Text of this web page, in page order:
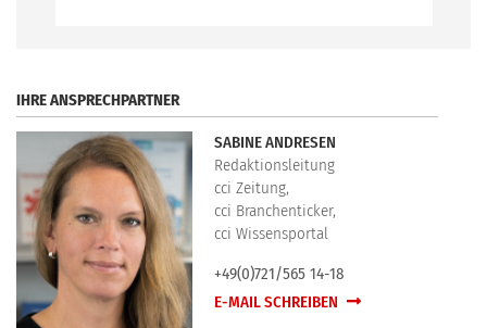
IHRE ANSPRECHPARTNER
SABINE ANDRESEN
Redaktionsleitung
cci Zeitung,
cci Branchenticker,
cci Wissensportal
+49(0)721/565 14-18
E-MAIL SCHREIBEN